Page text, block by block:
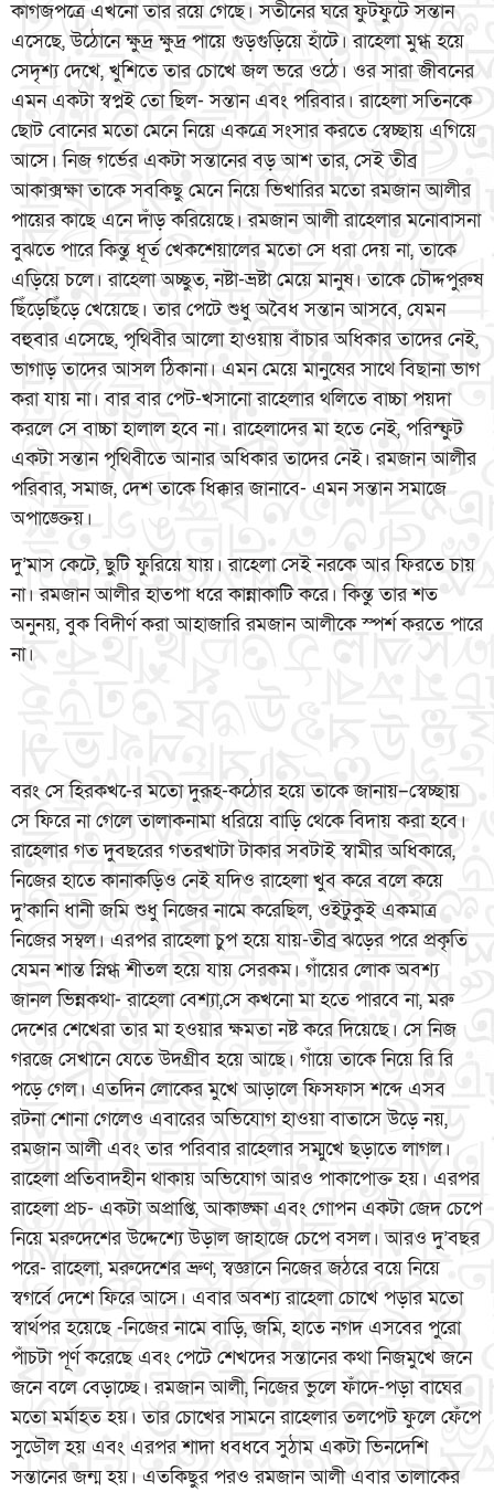
কাগজপত্রে এখনো তার রয়ে গেছে। সতীনের ঘরে ফুটফুটে সন্তান
এসেছে, উঠোনে ক্ষুদ্র ক্ষুদ্র পায়ে গুড়গুড়িয়ে হাঁটে। রাহেলা মুগ্ধ হয়ে
সেদৃশ্য দেখে, খুশিতে তার চোখে জল ভরে ওঠে। ওর সারা জীবনের
এমন একটা স্বপ্নই তো ছিল- সন্তান এবং পরিবার। রাহেলা সতিনকে
ছোট বোনের মতো মেনে নিয়ে একত্রে সংসার করতে স্বেচ্ছায় এগিয়ে
আসে। নিজ গর্ভের একটা সন্তানের বড় আশ তার, সেই তীব্র
আকাক্সক্ষা তাকে সবকিছু মেনে নিয়ে ভিখারির মতো রমজান আলীর
পায়ের কাছে এনে দাঁড় করিয়েছে। রমজান আলী রাহেলার মনোবাসনা
বুঝতে পারে কিন্তু ধূর্ত খেকশেয়ালের মতো সে ধরা দেয় না, তাকে
এড়িয়ে চলে। রাহেলা অচ্ছুত, নষ্টা-ভ্রষ্টা মেয়ে মানুষ। তাকে চৌদ্দপুরুষ
ছিঁড়েছিঁড়ে খেয়েছে। তার পেটে শুধু অবৈধ সন্তান আসবে, যেমন
বহুবার এসেছে, পৃথিবীর আলো হাওয়ায় বাঁচার অধিকার তাদের নেই,
ভাগাড় তাদের আসল ঠিকানা। এমন মেয়ে মানুষের সাথে বিছানা ভাগ
করা যায় না। বার বার পেট-খসানো রাহেলার থলিতে বাচ্চা পয়দা
করলে সে বাচ্চা হালাল হবে না। রাহেলাদের মা হতে নেই, পরিস্ফুট
একটা সন্তান পৃথিবীতে আনার অধিকার তাদের নেই। রমজান আলীর
পরিবার, সমাজ, দেশ তাকে ধিক্কার জানাবে- এমন সন্তান সমাজে
অপাঙ্ক্তেয়।
দু’মাস কেটে, ছুটি ফুরিয়ে যায়। রাহেলা সেই নরকে আর ফিরতে চায়
না। রমজান আলীর হাতপা ধরে কান্নাকাটি করে। কিন্তু তার শত
অনুনয়, বুক বিদীর্ণ করা আহাজারি রমজান আলীকে স্পর্শ করতে পারে
না।
বরং সে হিরকখ-ের মতো দুরূহ-কঠোর হয়ে তাকে জানায়–স্বেচ্ছায়
সে ফিরে না গেলে তালাকনামা ধরিয়ে বাড়ি থেকে বিদায় করা হবে।
রাহেলার গত দুবছরের গতরখাটা টাকার সবটাই স্বামীর অধিকারে,
নিজের হাতে কানাকড়িও নেই যদিও রাহেলা খুব করে বলে কয়ে
দু’কানি ধানী জমি শুধু নিজের নামে করেছিল, ওইটুকুই একমাত্র
নিজের সম্বল। এরপর রাহেলা চুপ হয়ে যায়-তীব্র ঝড়ের পরে প্রকৃতি
যেমন শান্ত স্নিগ্ধ শীতল হয়ে যায় সেরকম। গাঁয়ের লোক অবশ্য
জানল ভিন্নকথা- রাহেলা বেশ্যা,সে কখনো মা হতে পারবে না, মরু
দেশের শেখেরা তার মা হওয়ার ক্ষমতা নষ্ট করে দিয়েছে। সে নিজ
গরজে সেখানে যেতে উদগ্রীব হয়ে আছে। গাঁয়ে তাকে নিয়ে রি রি
পড়ে গেল। এতদিন লোকের মুখে আড়ালে ফিসফাস শব্দে এসব
রটনা শোনা গেলেও এবারের অভিযোগ হাওয়া বাতাসে উড়ে নয়,
রমজান আলী এবং তার পরিবার রাহেলার সম্মুখে ছড়াতে লাগল।
রাহেলা প্রতিবাদহীন থাকায় অভিযোগ আরও পাকাপোক্ত হয়। এরপর
রাহেলা প্রচ- একটা অপ্রাপ্তি, আকাঙ্ক্ষা এবং গোপন একটা জেদ চেপে
নিয়ে মরুদেশের উদ্দেশ্যে উড়াল জাহাজে চেপে বসল। আরও দু’বছর
পরে- রাহেলা, মরুদেশের ভ্রুণ, স্বজ্ঞানে নিজের জঠরে বয়ে নিয়ে
স্বগর্বে দেশে ফিরে আসে। এবার অবশ্য রাহেলা চোখে পড়ার মতো
স্বার্থপর হয়েছে -নিজের নামে বাড়ি, জমি, হাতে নগদ এসবের পুরো
পাঁচটা পূর্ণ করেছে এবং পেটে শেখদের সন্তানের কথা নিজমুখে জনে
জনে বলে বেড়াচ্ছে। রমজান আলী, নিজের ভুলে ফাঁদে-পড়া বাঘের
মতো মর্মাহত হয়। তার চোখের সামনে রাহেলার তলপেট ফুলে ফেঁপে
সুডৌল হয় এবং এরপর শাদা ধবধবে সুঠাম একটা ভিনদেশি
সন্তানের জন্ম হয়। এতকিছুর পরও রমজান আলী এবার তালাকের